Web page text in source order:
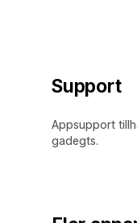
Support
Appsupport
gadegts.